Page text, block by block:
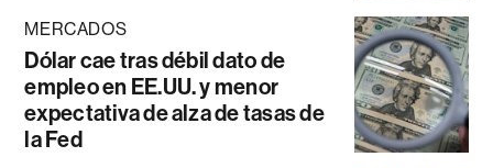
MERCADOS
Dólar cae tras débil dato de
empleo en EE.UU. y menor
expectativa de alza de tasas de
la Fed